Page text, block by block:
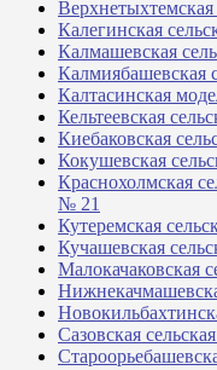
Калегинская
Калмашевская
Калмиябашевская
Калтасинская
Кельтеевская
Киебаковская
Кокушевская
Краснохолмская
№ 21
Кутеремская
Кучашевская
Малокачаковская
Сазовская